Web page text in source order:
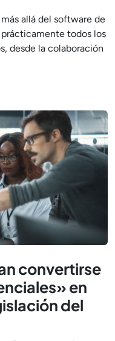
allá del software de
todos los
desde la colaboración
convertirse
en
del